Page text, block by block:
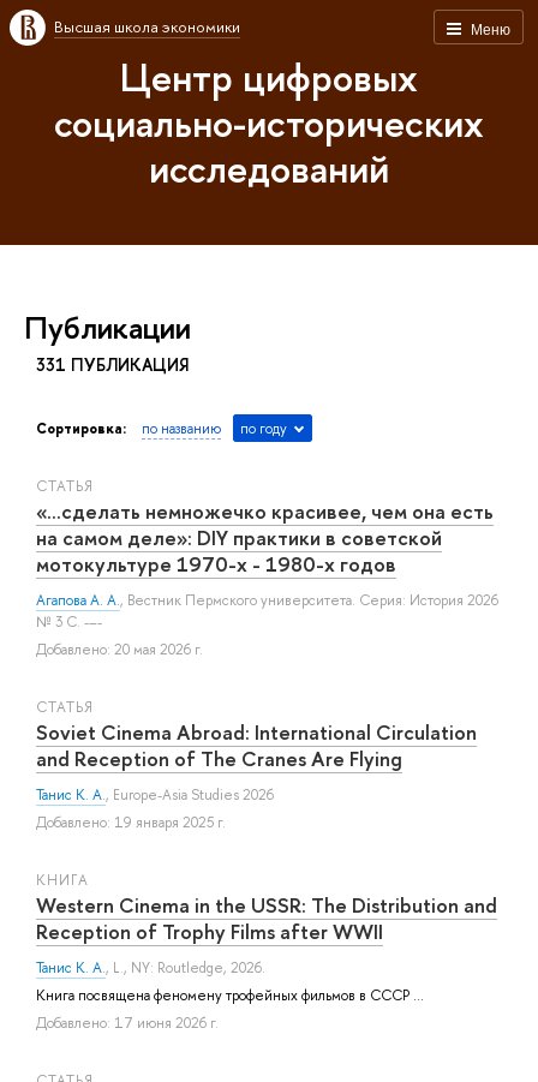
Меню
Высшая школа экономики
Центр цифровых
социально-исторических
исследований
Публикации
331 ПУБЛИКАЦИЯ
Сортировка: по названию по году
СТАТЬЯ
«...сделать немножечко красивее, чем она есть
на самом деле»: DIY практики в советской
мотокультуре 1970-х - 1980-х годов
Агапова А. А., Вестник Пермского университета. Серия: История 2026
№ 3 С. -–-
Добавлено: 20 мая 2026 г.
СТАТЬЯ
Soviet Cinema Abroad: International Circulation
and Reception of The Cranes Are Flying
Танис К. А., Europe-Asia Studies 2026
Добавлено: 19 января 2025 г.
КНИГА
Western Cinema in the USSR: The Distribution and
Reception of Trophy Films after WWII
Танис К. А., L., NY: Routledge, 2026.
Книга посвящена феномену трофейных фильмов в СССР ...
Добавлено: 17 июня 2026 г.